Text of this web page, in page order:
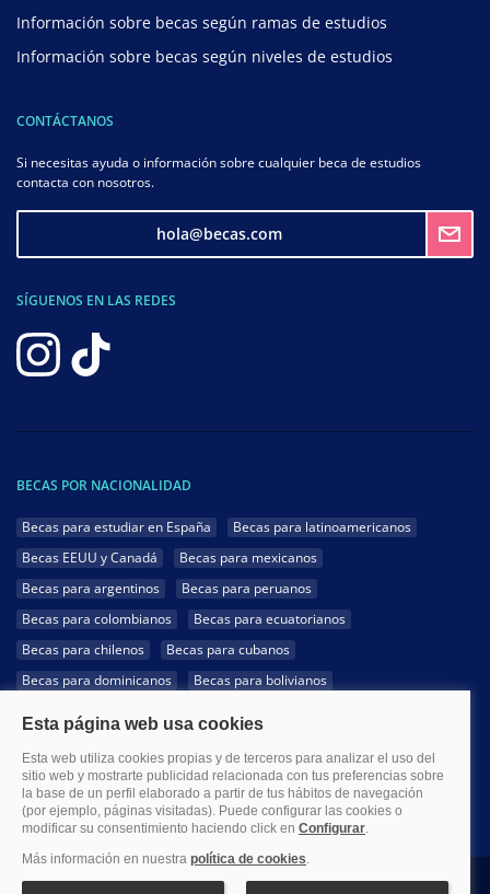
Información sobre becas según ramas de estudios
Información sobre becas según niveles de estudios
CONTÁCTANOS
Si necesitas ayuda o información sobre cualquier beca de estudios
contacta con nosotros.
hola@becas.com
SÍGUENOS EN LAS REDES
BECAS POR NACIONALIDAD
Becas para estudiar en España
Becas para latinoamericanos
Becas EEUU y Canadá
Becas para mexicanos
Becas para argentinos
Becas para peruanos
Becas para colombianos
Becas para ecuatorianos
Becas para chilenos
Becas para cubanos
Becas para dominicanos
Becas para bolivianos
Becas para hondureños
Becas para paraguayos
Becas para uruguayos
Becas para salvadoreños
1999-2026 Becas.com @Todos los derechos reservados